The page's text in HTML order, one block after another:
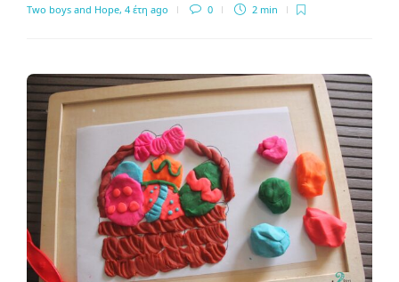
Two boys and Hope, 4 έτη ago 0 2 min